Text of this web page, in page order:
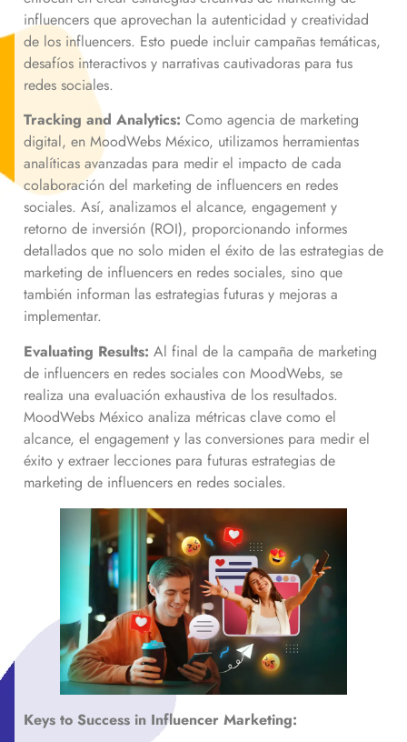
influencers que aprovechan la autenticidad y creatividad
de los influencers. Esto puede incluir campañas temáticas,
desafíos interactivos y narrativas cautivadoras para tus
redes sociales.
Tracking and Analytics: Como agencia de marketing
digital, en MoodWebs México, utilizamos herramientas
analíticas avanzadas para medir el impacto de cada
colaboración del marketing de influencers en redes
sociales. Así, analizamos el alcance, engagement y
retorno de inversión (ROI), proporcionando informes
detallados que no solo miden el éxito de las estrategias de
marketing de influencers en redes sociales, sino que
también informan las estrategias futuras y mejoras a
implementar.
Evaluating Results: Al final de la campaña de marketing
de influencers en redes sociales con MoodWebs, se
realiza una evaluación exhaustiva de los resultados.
MoodWebs México analiza métricas clave como el
alcance, el engagement y las conversiones para medir el
éxito y extraer lecciones para futuras estrategias de
marketing de influencers en redes sociales.
Keys to Success in Influencer Marketing: